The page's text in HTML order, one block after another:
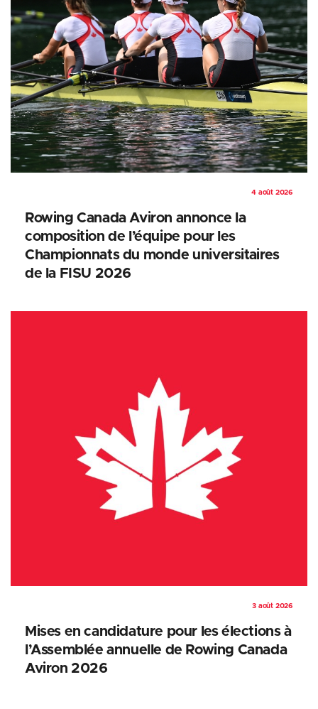
4 août 2026
Rowing Canada Aviron annonce la
composition de l’équipe pour les
Championnats du monde universitaires
de la FISU 2026
3 août 2026
Mises en candidature pour les élections à
l’Assemblée annuelle de Rowing Canada
Aviron 2026